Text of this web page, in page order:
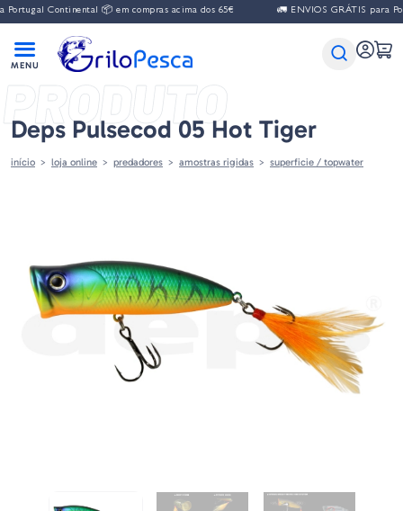
Continental 📦 em compras acima dos 65€ 🚛 ENVIOS GRÁTIS para
PRODUTO
Deps Pulsecod 05 Hot Tiger
início loja online predadores amostras rigidas superficie / topwater